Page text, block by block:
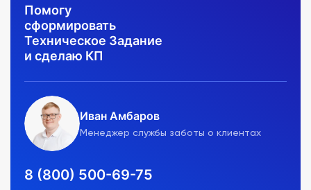
Помогу
сформировать
Техническое Задание
и сделаю КП
Иван Амбаров
Менеджер службы заботы о клиентах
8 (800) 500-69-75